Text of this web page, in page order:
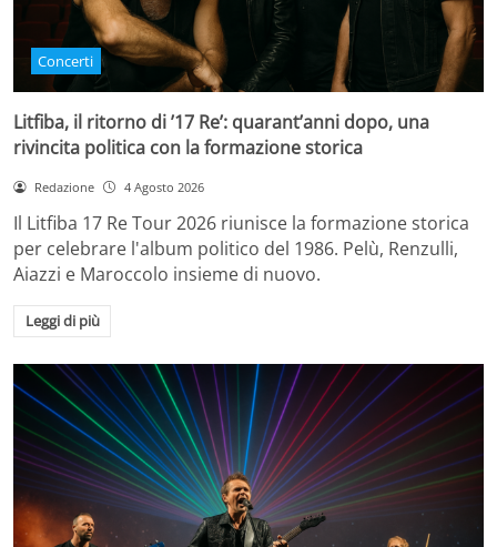
Concerti
Litfiba, il ritorno di ’17 Re’: quarant’anni dopo, una
rivincita politica con la formazione storica
Redazione 4 Agosto 2026
Il Litfiba 17 Re Tour 2026 riunisce la formazione storica
per celebrare l'album politico del 1986. Pelù, Renzulli,
Aiazzi e Maroccolo insieme di nuovo.
Leggi di più